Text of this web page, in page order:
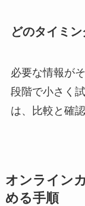
どのタイミ
必要な情報が
段階で小さく
は、比較と確
オンライン
める手順